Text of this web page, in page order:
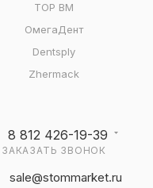
ТОР ВМ
ОмегаДент
Dentsply
Zhermack
8 812 426-19-39
ЗАКАЗАТЬ ЗВОНОК
sale@stommarket.ru